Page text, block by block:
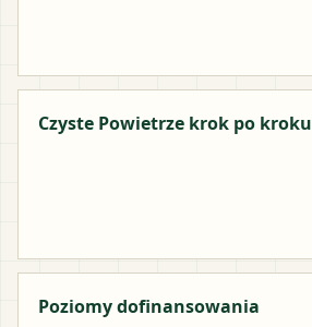
Czyste Powietrze krok po kroku
Poziomy dofinansowania